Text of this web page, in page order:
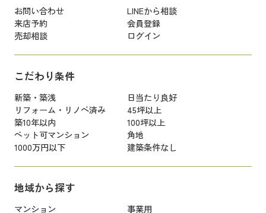
お問い合わせ
LINEから相談
来店予約
会員登録
売却相談
ログイン
こだわり条件
新築・築浅
日当たり良好
リフォーム・リノベ済み
45坪以上
築10年以内
100坪以上
ペット可マンション
角地
1000万円以下
建築条件なし
地域から探す
マンション
事業用